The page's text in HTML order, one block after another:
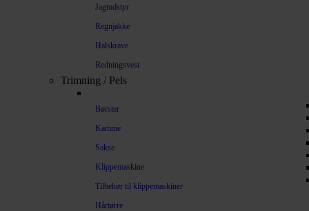
Jagtudstyr
Regnjakke
Halskrave
Redningsvest
Trimning / Pels
Børster
Kamme
Sakse
Klippemaskine
Tilbehør til klippemaskiner
Hårtørre